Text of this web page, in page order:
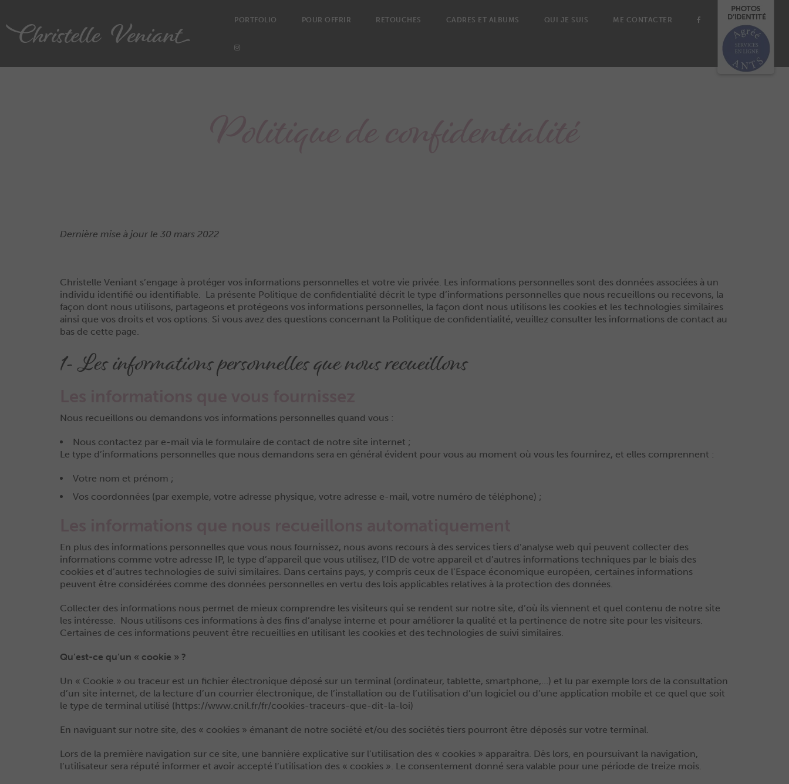
PORTFOLIO POUR OFFRIR RETOUCHES CADRES ET ALBUMS QUI JE SUIS ME CONTACTER
Dernière mise à jour le 30 mars 2022
Christelle Veniant s’engage à protéger vos informations personnelles et votre vie privée. Les informations personnelles sont des données associées à un
individu identifié ou identifiable. La présente Politique de confidentialité décrit le type d’informations personnelles que nous recueillons ou recevons, la
façon dont nous utilisons, partageons et protégeons vos informations personnelles, la façon dont nous utilisons les cookies et les technologies similaires
ainsi que vos droits et vos options. Si vous avez des questions concernant la Politique de confidentialité, veuillez consulter les informations de contact au
bas de cette page.
1- Les informations personnelles que nous recueillons
Nous recueillons ou demandons vos informations personnelles quand vous :
Nous contactez par e-mail via le formulaire de contact de notre site internet ;
Le type d’informations personnelles que nous demandons sera en général évident pour vous au moment où vous les fournirez, et elles comprennent :
Votre nom et prénom ;
Vos coordonnées (par exemple, votre adresse physique, votre adresse e-mail, votre numéro de téléphone) ;
En plus des informations personnelles que vous nous fournissez, nous avons recours à des services tiers d’analyse web qui peuvent collecter des
informations comme votre adresse IP, le type d’appareil que vous utilisez, l’ID de votre appareil et d’autres informations techniques par le biais des
cookies et d’autres technologies de suivi similaires. Dans certains pays, y compris ceux de l’Espace économique européen, certaines informations
peuvent être considérées comme des données personnelles en vertu des lois applicables relatives à la protection des données.
Collecter des informations nous permet de mieux comprendre les visiteurs qui se rendent sur notre site, d’où ils viennent et quel contenu de notre site
les intéresse. Nous utilisons ces informations à des fins d’analyse interne et pour améliorer la qualité et la pertinence de notre site pour les visiteurs.
Certaines de ces informations peuvent être recueillies en utilisant les cookies et des technologies de suivi similaires.
Qu’est-ce qu’un « cookie » ?
Un « Cookie » ou traceur est un fichier électronique déposé sur un terminal (ordinateur, tablette, smartphone,…) et lu par exemple lors de la consultation
d’un site internet, de la lecture d’un courrier électronique, de l’installation ou de l’utilisation d’un logiciel ou d’une application mobile et ce quel que soit
le type de terminal utilisé (https://www.cnil.fr/fr/cookies-traceurs-que-dit-la-loi)
En naviguant sur notre site, des « cookies » émanant de notre société et/ou des sociétés tiers pourront être déposés sur votre terminal.
Lors de la première navigation sur ce site, une bannière explicative sur l’utilisation des « cookies » apparaîtra. Dès lors, en poursuivant la navigation,
l’utilisateur sera réputé informer et avoir accepté l’utilisation des « cookies ». Le consentement donné sera valable pour une période de treize mois.